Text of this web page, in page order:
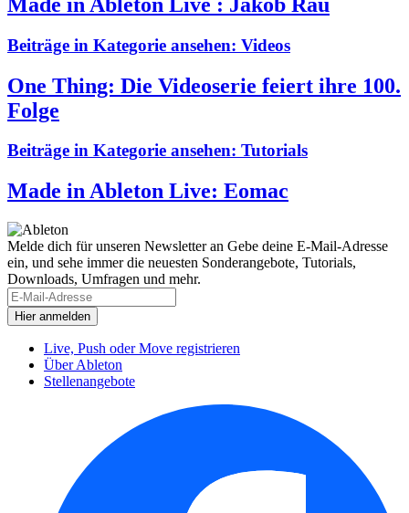
Beiträge in Kategorie ansehen: Videos
One Thing: Die Videoserie feiert ihre 100.
Folge
Beiträge in Kategorie ansehen: Tutorials
Made in Ableton Live: Eomac
Melde dich für unseren Newsletter an Gebe deine E-Mail-Adresse
ein, und sehe immer die neuesten Sonderangebote, Tutorials,
Downloads, Umfragen und mehr.
Live, Push oder Move registrieren
Über Ableton
Stellenangebote